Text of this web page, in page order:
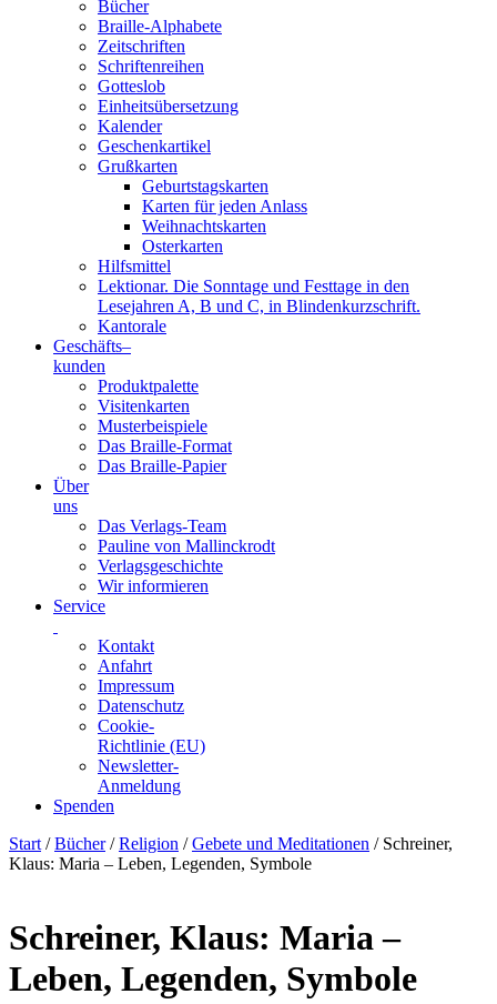
Druckerei
gGmbH
Bücher
Braille-Alphabete
Zeitschriften
Schriftenreihen
Gotteslob
Einheitsübersetzung
Kalender
Geschenkartikel
Grußkarten
Geburtstagskarten
Karten für jeden Anlass
Weihnachtskarten
Osterkarten
Hilfsmittel
Lektionar. Die Sonntage und Festtage in den
Lesejahren A, B und C, in Blindenkurzschrift.
Kantorale
Geschäfts­–
kunden
Produktpalette
Visitenkarten
Musterbeispiele
Das Braille-Format
Das Braille-Papier
Über
uns
Das Verlags-Team
Pauline von Mallinckrodt
Verlagsgeschichte
Wir informieren
Service
Kontakt
Anfahrt
Impressum
Datenschutz
Cookie-
Richtlinie (EU)
Newsletter-
Anmeldung
Spenden
Skip
to
Start /Bücher/Religion /Gebete und Meditationen / Schreiner,
Klaus: Maria – Leben, Legenden, Symbole
Schreiner, Klaus: Maria –
Leben, Legenden, Symbole